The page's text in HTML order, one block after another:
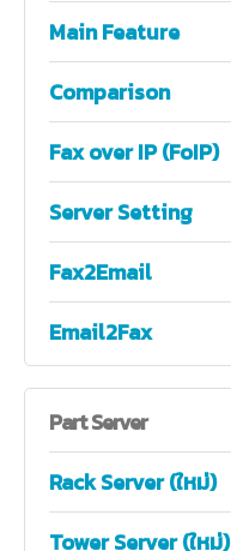
Main Feature
Comparison
Fax over IP (FoIP)
Server Setting
Fax2Email
Email2Fax
PartServer
Rack Server (ใหม่)
Tower Server (ใหม่)